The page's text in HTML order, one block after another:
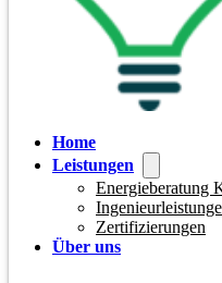
Home
Leistungen
Energieberatung
Zertifizierungen
Über uns